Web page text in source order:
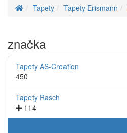
Tapety Tapety Erismann
značka
Tapety AS-Creation
450
Tapety Rasch
114